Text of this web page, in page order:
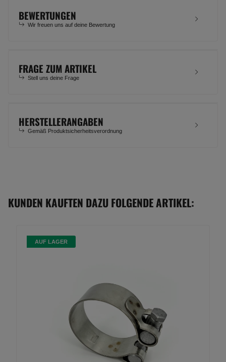
BEWERTUNGEN
Wir freuen uns auf deine Bewertung
FRAGE ZUM ARTIKEL
Stell uns deine Frage
HERSTELLERANGABEN
Gemäß Produktsicherheitsverordnung
KUNDEN KAUFTEN DAZU FOLGENDE ARTIKEL:
AUF LAGER